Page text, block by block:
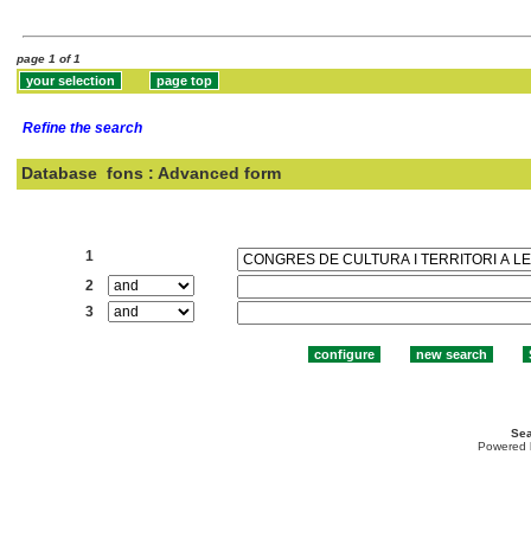
page 1 of 1
Refine the search
Database fons : Advanced form
1
2
3
Powered